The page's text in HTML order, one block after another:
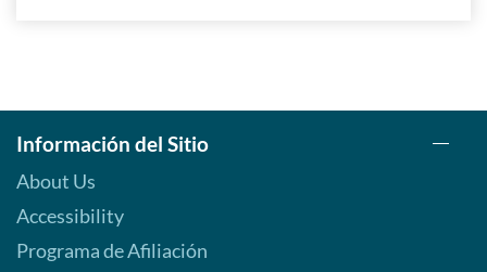
Información del Sitio
About Us
Accessibility
Programa de Afiliación